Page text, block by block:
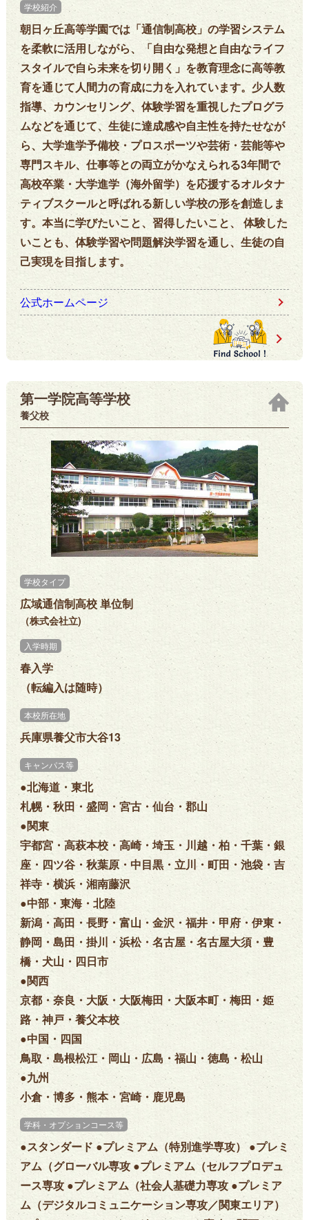
学校紹介
朝日ヶ丘高等学園では「通信制高校」の学習システム
を柔軟に活用しながら、「自由な発想と自由なライフ
スタイルで自ら未来を切り開く」を教育理念に高等教
育を通じて人間力の育成に力を入れています。少人数
指導、カウンセリング、体験学習を重視したプログラ
ムなどを通じて、生徒に達成感や自主性を持たせなが
ら、大学進学予備校・プロスポーツや芸術・芸能等や
専門スキル、仕事等との両立がかなえられる3年間で
高校卒業・大学進学（海外留学）を応援するオルタナ
ティブスクールと呼ばれる新しい学校の形を創造しま
す。本当に学びたいこと、習得したいこと、 体験した
いことも、体験学習や問題解決学習を通し、生徒の自
己実現を目指します。
公式ホームページ
第一学院高等学校
養父校
学校タイプ
広域通信制高校 単位制
（株式会社立)
入学時期
春入学
（転編入は随時）
本校所在地
兵庫県養父市大谷13
キャンパス等
●北海道・東北
札幌・秋田・盛岡・宮古・仙台・郡山
●関東
宇都宮・高萩本校・高崎・埼玉・川越・柏・千葉・銀
座・四ツ谷・秋葉原・中目黒・立川・町田・池袋・吉
祥寺・横浜・湘南藤沢
●中部・東海・北陸
新潟・高田・長野・富山・金沢・福井・甲府・伊東・
静岡・島田・掛川・浜松・名古屋・名古屋大須・豊
橋・犬山・四日市
●関西
京都・奈良・大阪・大阪梅田・大阪本町・梅田・姫
路・神戸・養父本校
●中国・四国
鳥取・島根松江・岡山・広島・福山・徳島・松山
●九州
小倉・博多・熊本・宮崎・鹿児島
学科・オプションコース等
●スタンダード ●プレミアム（特別進学専攻） ●プレミ
アム（グローバル専攻 ●プレミアム（セルフプロデュ
ース専攻 ●プレミアム（社会人基礎力専攻 ●プレミア
ム（デジタルコミュニケーション専攻／関東エリア）